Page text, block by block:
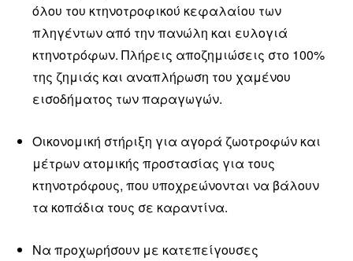
όλου του κτηνοτροφικού κεφαλαίου των
πληγέντων από την πανώλη και ευλογιά
κτηνοτρόφων. Πλήρεις αποζημιώσεις στο 100%
της ζημιάς και αναπλήρωση του χαμένου
εισοδήματος των παραγωγών.
Οικονομική στήριξη για αγορά ζωοτροφών και
μέτρων ατομικής προστασίας για τους
κτηνοτρόφους, που υποχρεώνονται να βάλουν
τα κοπάδια τους σε καραντίνα.
Να προχωρήσουν με κατεπείγουσες